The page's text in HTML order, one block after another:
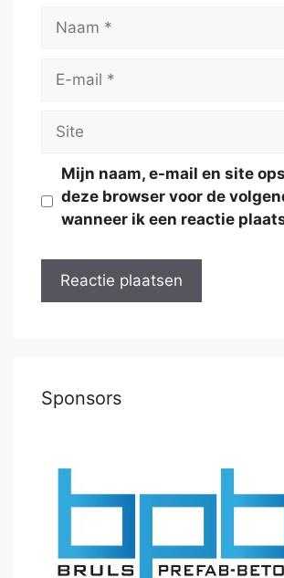
Naam
Site
Mijn naam, e-mail en site
deze browser voor de
wanneer ik een reactie
Sponsors